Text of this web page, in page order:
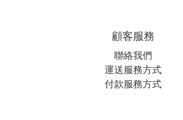
顧客服務
聯絡我們
運送服務方式
付款服務方式